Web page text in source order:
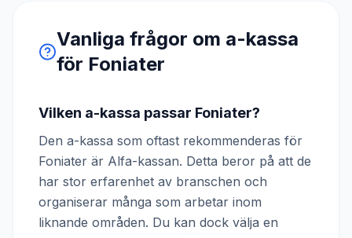
Vanliga frågor om a-kassa
för Foniater
Vilken a-kassa passar Foniater?
Den a-kassa som oftast rekommenderas för
Foniater är Alfa-kassan. Detta beror på att de
har stor erfarenhet av branschen och
organiserar många som arbetar inom
liknande områden. Du kan dock välja en